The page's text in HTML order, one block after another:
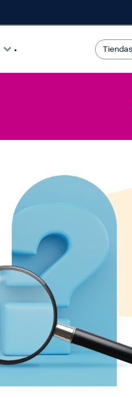
.